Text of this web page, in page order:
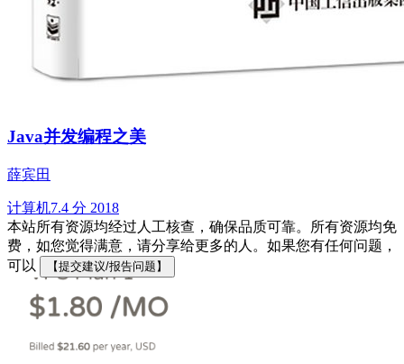
Java并发编程之美
薛宾田
计算机7.4 分 2018
本站所有资源均经过人工核查，确保品质可靠。所有资源均免
费，如您觉得满意，请分享给更多的人。如果您有任何问题，
可以
【提交建议/报告问题】